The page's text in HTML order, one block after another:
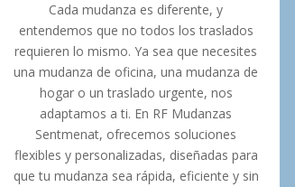
Cada mudanza es diferente, y
entendemos que no todos los traslados
requieren lo mismo. Ya sea que necesites
una mudanza de oficina, una mudanza de
hogar o un traslado urgente, nos
adaptamos a ti. En RF Mudanzas
Sentmenat, ofrecemos soluciones
flexibles y personalizadas, diseñadas para
que tu mudanza sea rápida, eficiente y sin